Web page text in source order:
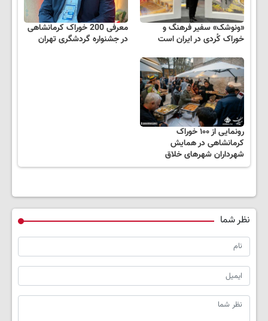
«ونوشک» سفیر فرهنگ و
خوراک کُردی در ایران است
معرفی 200 خوراک کرمانشاهی
در جشنواره گردشگری تهران
رونمایی از ۱۰۰ خوراک
کرمانشاهی در همایش
شهرداران شهرهای خلاق
نظر شما